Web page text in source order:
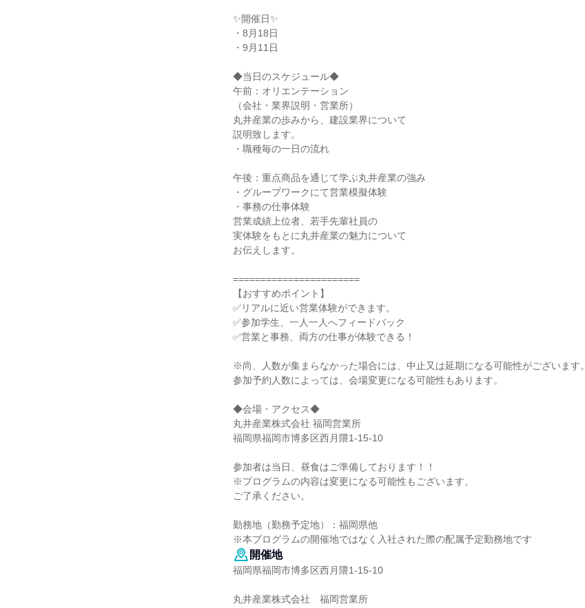
✨開催日✨
・8月18日
・9月11日
◆当日のスケジュール◆
午前：オリエンテーション
（会社・業界説明・営業所）
丸井産業の歩みから、建設業界について
説明致します。
・職種毎の一日の流れ
午後：重点商品を通じて学ぶ丸井産業の強み
・グループワークにて営業模擬体験
・事務の仕事体験
営業成績上位者、若手先輩社員の
実体験をもとに丸井産業の魅力について
お伝えします。
=======================
【おすすめポイント】
✅リアルに近い営業体験ができます。
✅参加学生、一人一人へフィードバック
✅営業と事務、両方の仕事が体験できる！
※尚、人数が集まらなかった場合には、中止又は延期になる可能性がございます。
参加予約人数によっては、会場変更になる可能性もあります。
◆会場・アクセス◆
丸井産業株式会社 福岡営業所
福岡県福岡市博多区西月隈1-15-10
参加者は当日、昼食はご準備しております！！
※プログラムの内容は変更になる可能性もございます。
ご了承ください。
勤務地（勤務予定地）：福岡県他
※本プログラムの開催地ではなく入社された際の配属予定勤務地です
開催地
福岡県福岡市博多区西月隈1-15-10
丸井産業株式会社 福岡営業所